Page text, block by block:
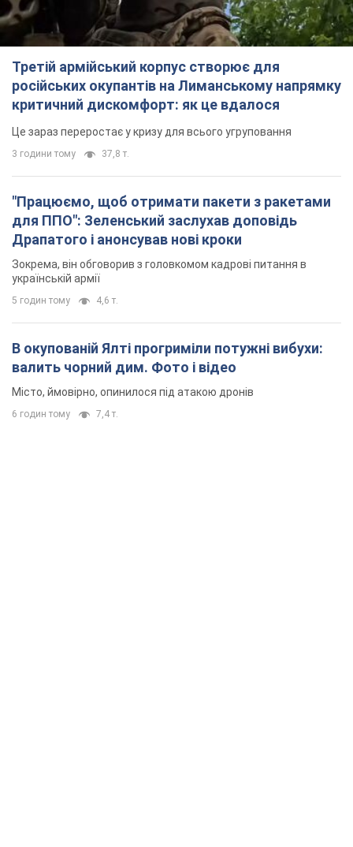
Третій армійський корпус створює для
російських окупантів на Лиманському напрямку
критичний дискомфорт: як це вдалося
Це зараз переростає у кризу для всього угруповання
3 години тому 37,8 т.
"Працюємо, щоб отримати пакети з ракетами
для ППО": Зеленський заслухав доповідь
Драпатого і анонсував нові кроки
Зокрема, він обговорив з головкомом кадрові питання в
українській армії
5 годин тому 4,6 т.
В окупованій Ялті прогриміли потужні вибухи:
валить чорний дим. Фото і відео
Місто, ймовірно, опинилося під атакою дронів
6 годин тому 7,4 т.